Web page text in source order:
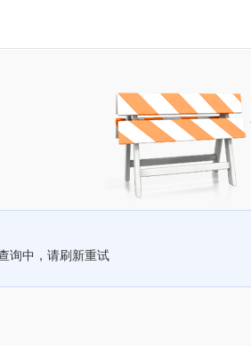
询中，请刷新重试